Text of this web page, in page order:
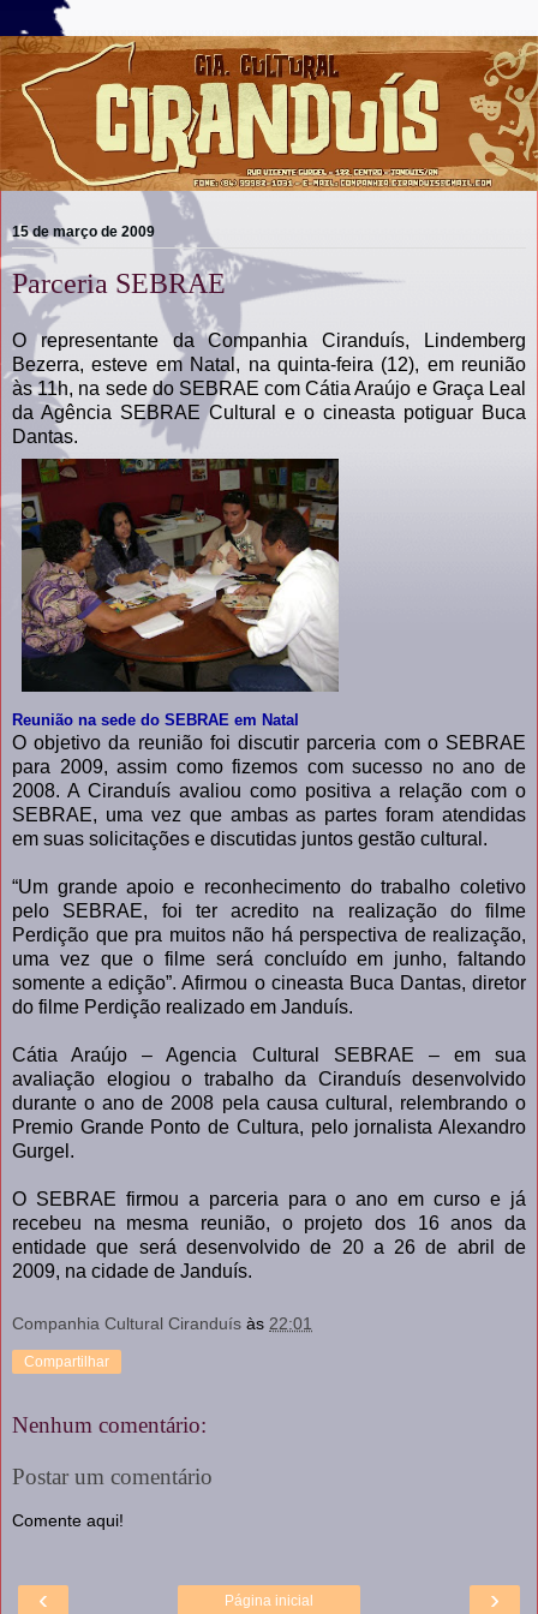
15 de março de 2009
Parceria SEBRAE
O representante da Companhia Ciranduís, Lindemberg
Bezerra, esteve em Natal, na quinta-feira (12), em reunião
às 11h, na sede do SEBRAE com Cátia Araújo e Graça Leal
da Agência SEBRAE Cultural e o cineasta potiguar Buca
Dantas.
Reunião na sede do SEBRAE em Natal
O objetivo da reunião foi discutir parceria com o SEBRAE
para 2009, assim como fizemos com sucesso no ano de
2008. A Ciranduís avaliou como positiva a relação com o
SEBRAE, uma vez que ambas as partes foram atendidas
em suas solicitações e discutidas juntos gestão cultural.
“Um grande apoio e reconhecimento do trabalho coletivo
pelo SEBRAE, foi ter acredito na realização do filme
Perdição que pra muitos não há perspectiva de realização,
uma vez que o filme será concluído em junho, faltando
somente a edição”. Afirmou o cineasta Buca Dantas, diretor
do filme Perdição realizado em Janduís.
Cátia Araújo – Agencia Cultural SEBRAE – em sua
avaliação elogiou o trabalho da Ciranduís desenvolvido
durante o ano de 2008 pela causa cultural, relembrando o
Premio Grande Ponto de Cultura, pelo jornalista Alexandro
Gurgel.
O SEBRAE firmou a parceria para o ano em curso e já
recebeu na mesma reunião, o projeto dos 16 anos da
entidade que será desenvolvido de 20 a 26 de abril de
2009, na cidade de Janduís.
Companhia Cultural Ciranduís às 22:01
Compartilhar
Nenhum comentário:
Postar um comentário
Comente aqui!
‹ ›
Página inicial